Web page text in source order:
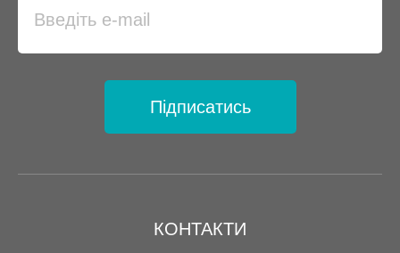
КОНТАКТИ
Підписатись